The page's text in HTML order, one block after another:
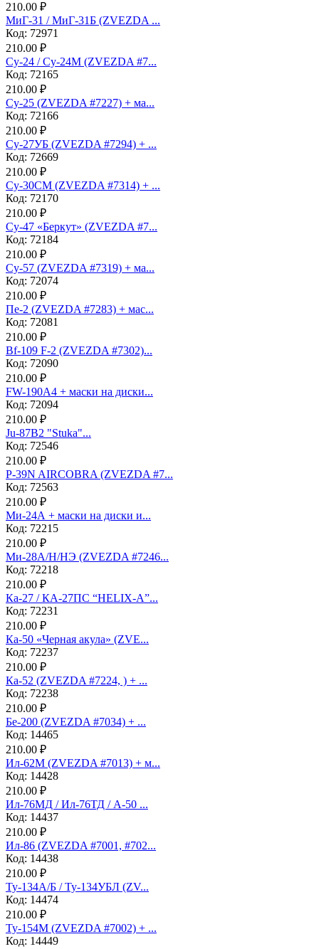
210.00 ₽
МиГ-31 / МиГ-31Б (ZVEZDA ...
Код: 72971
210.00 ₽
Су-24 / Су-24М (ZVEZDA #7...
Код: 72165
210.00 ₽
Су-25 (ZVEZDA #7227) + ма...
Код: 72166
210.00 ₽
Су-27УБ (ZVEZDA #7294) + ...
Код: 72669
210.00 ₽
Су-30СМ (ZVEZDA #7314) + ...
Код: 72170
210.00 ₽
Су-47 «Беркут» (ZVEZDA #7...
Код: 72184
210.00 ₽
Су-57 (ZVEZDA #7319) + ма...
Код: 72074
210.00 ₽
Пе-2 (ZVEZDA #7283) + мас...
Код: 72081
210.00 ₽
Bf-109 F-2 (ZVEZDA #7302)...
Код: 72090
210.00 ₽
FW-190A4 + маски на диски...
Код: 72094
210.00 ₽
Ju-87B2 "Stuka"...
Код: 72546
210.00 ₽
P-39N AIRCOBRA (ZVEZDA #7...
Код: 72563
210.00 ₽
Ми-24А + маски на диски и...
Код: 72215
210.00 ₽
Ми-28А/Н/НЭ (ZVEZDA #7246...
Код: 72218
210.00 ₽
Ка-27 / КА-27ПС “HELIX-A”...
Код: 72231
210.00 ₽
Ка-50 «Черная акула» (ZVE...
Код: 72237
210.00 ₽
Ка-52 (ZVEZDA #7224, ) + ...
Код: 72238
210.00 ₽
Бе-200 (ZVEZDA #7034) + ...
Код: 14465
210.00 ₽
Ил-62М (ZVEZDA #7013) + м...
Код: 14428
210.00 ₽
Ил-76МД / Ил-76ТД / А-50 ...
Код: 14437
210.00 ₽
Ил-86 (ZVEZDA #7001, #702...
Код: 14438
210.00 ₽
Ту-134А/Б / Ту-134УБЛ (ZV...
Код: 14474
210.00 ₽
Ту-154М (ZVEZDA #7002) + ...
Код: 14449